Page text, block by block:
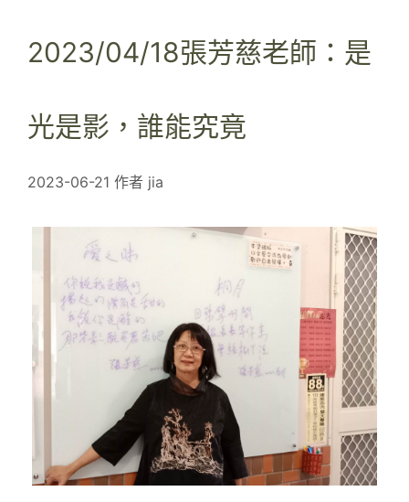
2023/04/18張芳慈老師：是
光是影，誰能究竟
2023-06-21 作者 jia